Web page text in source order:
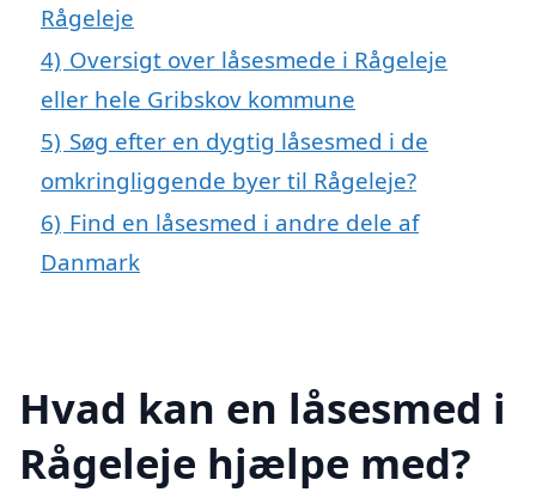
Rågeleje
4) Oversigt over låsesmede i Rågeleje
eller hele Gribskov kommune
5) Søg efter en dygtig låsesmed i de
omkringliggende byer til Rågeleje?
6) Find en låsesmed i andre dele af
Danmark
Hvad kan en låsesmed i
Rågeleje hjælpe med?